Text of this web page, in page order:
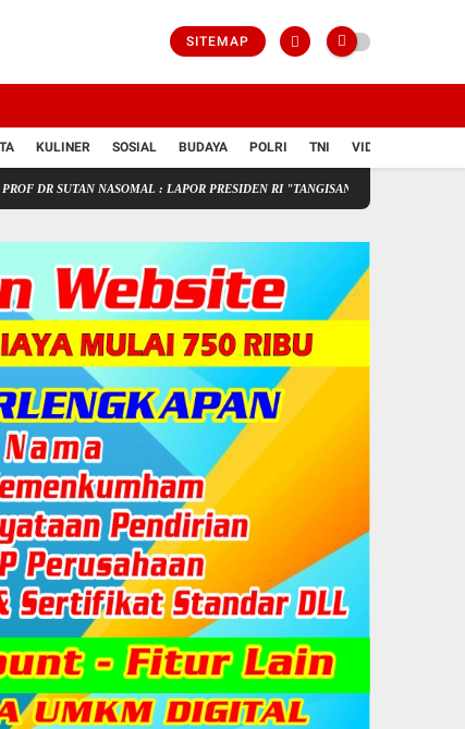
SITEMAP
KULINER SOSIAL BUDAYA POLRI TNI VIDIO
NASOMAL : LAPOR PRESIDEN RI "TANGISAN PEDAGANG KECIL SEPI PEMBELI